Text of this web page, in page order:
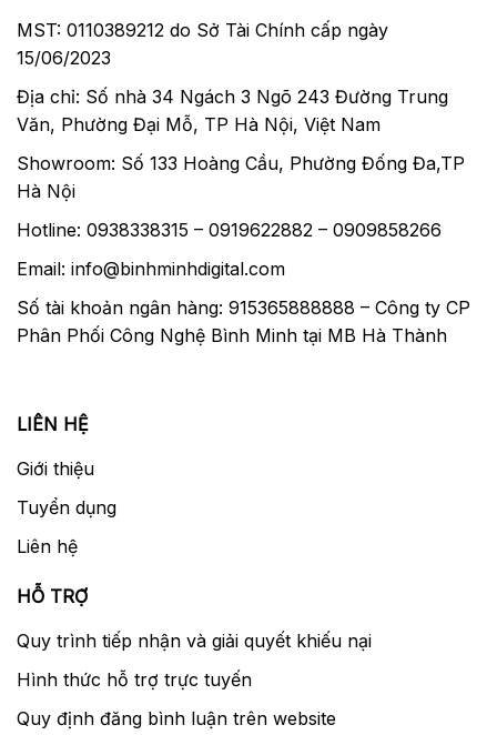
MST: 0110389212 do Sở Tài Chính cấp ngày
15/06/2023
Địa chỉ: Số nhà 34 Ngách 3 Ngõ 243 Đường Trung
Văn, Phường Đại Mỗ, TP Hà Nội, Việt Nam
Showroom: Số 133 Hoàng Cầu, Phường Đống Đa,TP
Hà Nội
Hotline: 0938338315 – 0919622882 – 0909858266
Email: info@binhminhdigital.com
Số tài khoản ngân hàng: 915365888888 – Công ty CP
Phân Phối Công Nghệ Bình Minh tại MB Hà Thành
LIÊN HỆ
Giới thiệu
Tuyển dụng
Liên hệ
HỖ TRỢ
Quy trình tiếp nhận và giải quyết khiếu nại
Hình thức hỗ trợ trực tuyến
Quy định đăng bình luận trên website